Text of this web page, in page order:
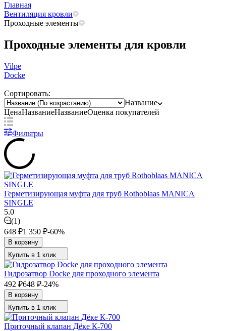
Главная
Вентиляция кровли
Проходные элементы
Проходные элементы для кровли
Vilpe
Docke
Сортировать:
Название
ЦенаНазваниеНазваниеОценка покупателей
Фильтры
Герметизирующая муфта для труб Rothoblaas MANICA
SINGLE
5.0
(1)
648 ₽1 350 ₽-60%
В корзину
Купить в 1 клик
Гидрозатвор Docke для проходного элемента
492 ₽648 ₽-24%
В корзину
Купить в 1 клик
Приточный клапан Дёке К-700